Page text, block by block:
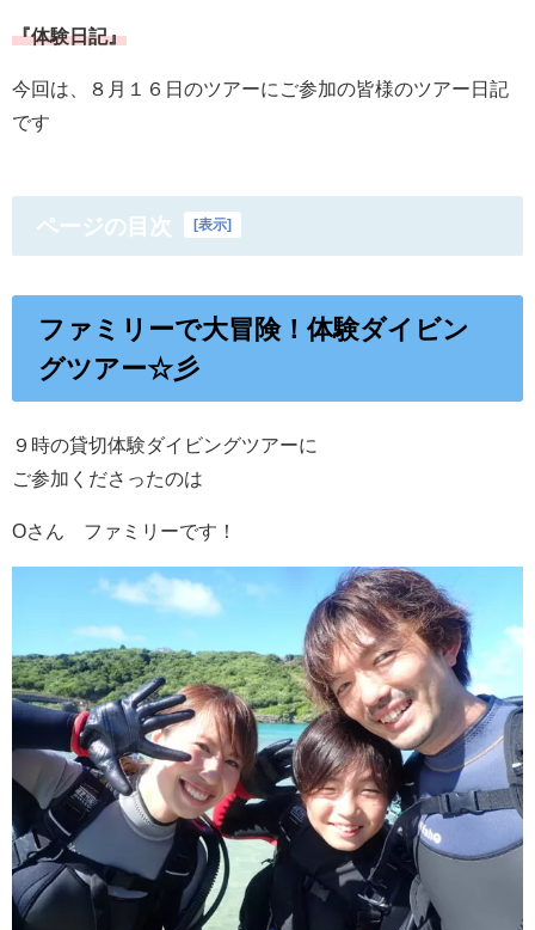
『体験日記』
今回は、８月１６日のツアーにご参加の皆様のツアー日記
です
ページの目次 [表示]
ファミリーで大冒険！体験ダイビン
グツアー☆彡
９時の貸切体験ダイビングツアーに
ご参加くださったのは
Oさん ファミリーです！